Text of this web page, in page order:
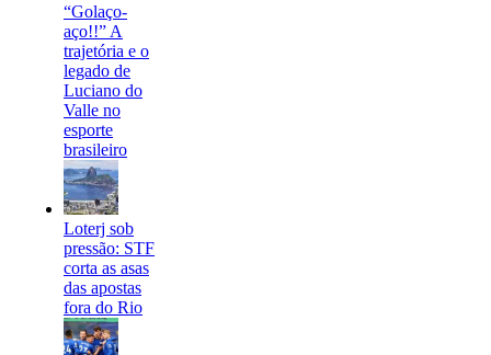
“Golaço-
aço!!” A
trajetória e o
legado de
Luciano do
Valle no
esporte
brasileiro
Loterj sob
pressão: STF
corta as asas
das apostas
fora do Rio